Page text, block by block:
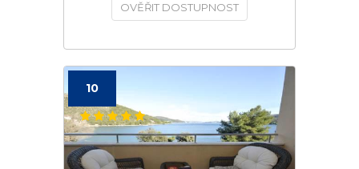
OVĚŘIT DOSTUPNOST
10